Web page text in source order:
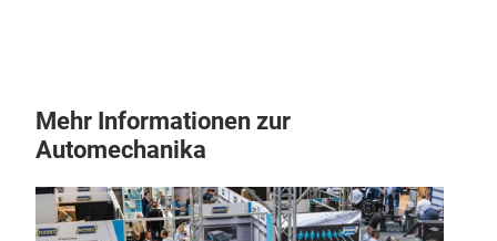
Mehr Informationen zur
Automechanika